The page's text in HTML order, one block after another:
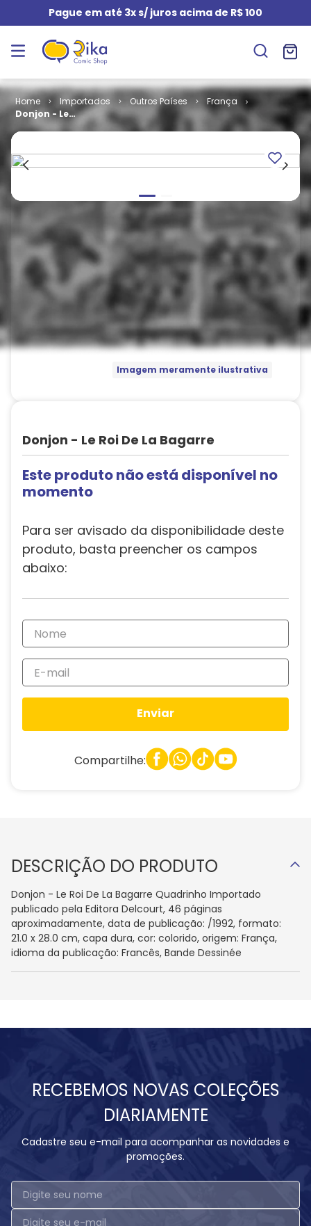
Pague em até 3x s/ juros acima de R$ 100
Importados Outros Países
França
Donjon - Le
Roi De La
Imagem meramente ilustrativa
Donjon - Le Roi De La Bagarre
Este produto não está disponível no
momento
Para ser avisado da disponibilidade deste
produto, basta preencher os campos
abaixo:
Enviar
Compartilhe:
DESCRIÇÃO DO PRODUTO
Donjon - Le Roi De La Bagarre Quadrinho Importado
publicado pela Editora Delcourt, 46 páginas
aproximadamente, data de publicação: /1992, formato:
21.0 x 28.0 cm, capa dura, cor: colorido, origem: França,
idioma da publicação: Francês, Bande Dessinée
RECEBEMOS NOVAS COLEÇÕES
DIARIAMENTE
Cadastre seu e-mail para acompanhar as novidades e
promoções.